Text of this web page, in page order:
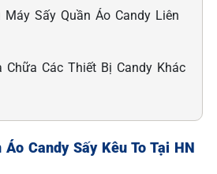
Máy Sấy Quần Áo Candy Liên
Chữa Các Thiết Bị Candy Khác
Candy Sấy Kêu To Tại HN